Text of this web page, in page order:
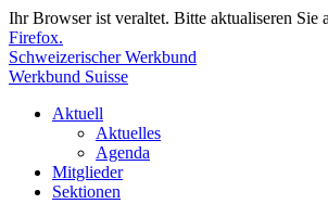
Ihr Browser ist veraltet. Bitte aktualiseren Sie
Firefox.
Schweizerischer Werkbund
Werkbund Suisse
Aktuell
Aktuelles
Agenda
Mitglieder
Sektionen